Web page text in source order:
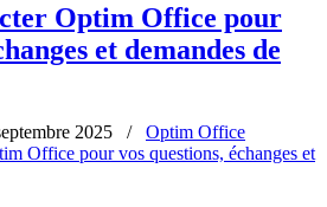
Optim Office pour
et demandes de
2025 / Optim Office